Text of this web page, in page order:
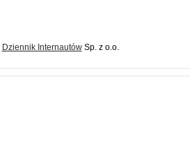
Dziennik InternautówSp. z o.o.